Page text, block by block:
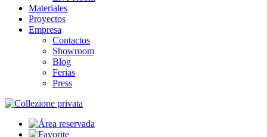
Materiales
Proyectos
Empresa
Contactos
Showroom
Blog
Ferias
Press